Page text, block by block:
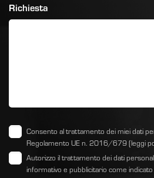
Richiesta
Consento al trattamento dei miei dati
Regolamento UE n. 2016/679 (leggi
Autorizzo il trattamento dei dati
informativo e pubblicitario come indicato